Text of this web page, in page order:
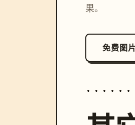
果。
免费图